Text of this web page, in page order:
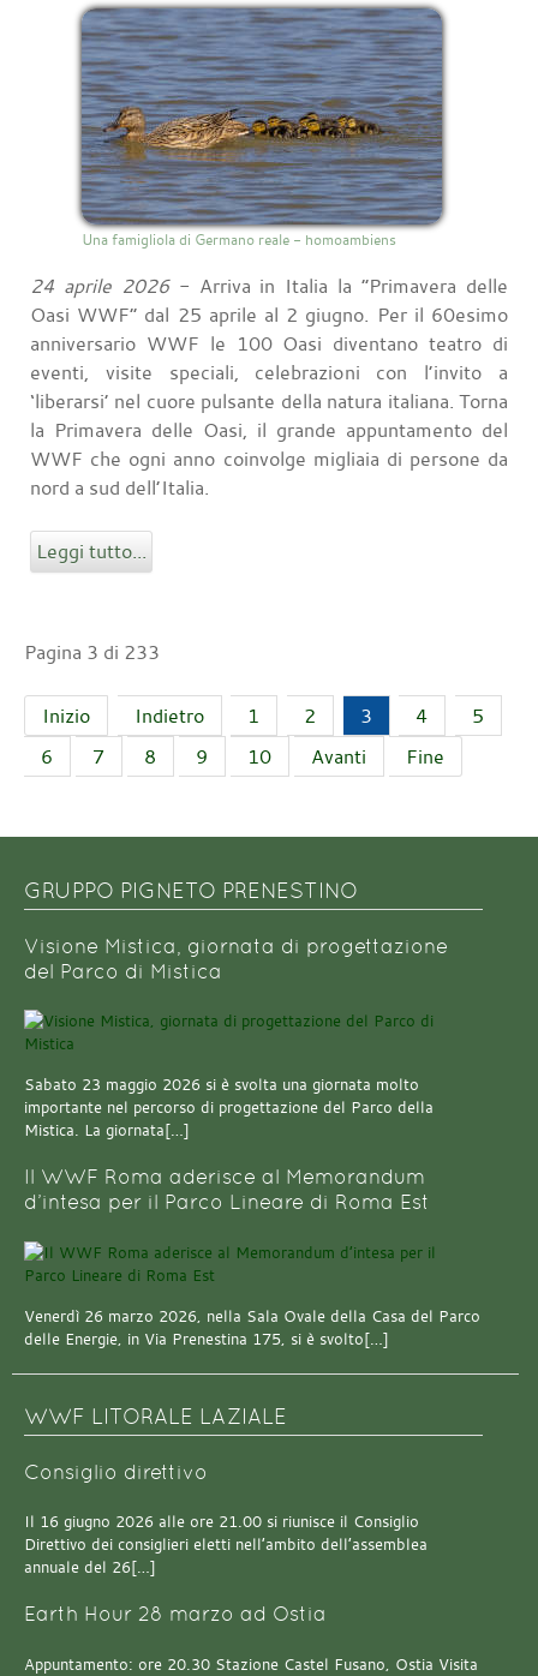
Una famigliola di Germano reale - homoambiens
24 aprile 2026- Arriva in Italia la “Primavera delle
Oasi WWF” dal 25 aprile al 2 giugno. Per il 60esimo
anniversario WWF le 100 Oasi diventano teatro di
eventi, visite speciali, celebrazioni con l’invito a
‘liberarsi’ nel cuore pulsante della natura italiana. Torna
la Primavera delle Oasi, il grande appuntamento del
WWF che ogni anno coinvolge migliaia di persone da
nord a sud dell’Italia.
Leggi tutto...
Pagina 3 di 233
Inizio Indietro 1 2 3 4
5
6
7 8 9 10 Avanti Fine
GRUPPO PIGNETO PRENESTINO
Visione Mistica, giornata di progettazione
del Parco di Mistica
Sabato 23 maggio 2026 si è svolta una giornata molto
importante nel percorso di progettazione del Parco della
Mistica. La giornata[…]
Il WWF Roma aderisce al Memorandum
d’intesa per il Parco Lineare di Roma Est
Venerdì 26 marzo 2026, nella Sala Ovale della Casa del Parco
delle Energie, in Via Prenestina 175, si è svolto[…]
WWF LITORALE LAZIALE
Consiglio direttivo
Il 16 giugno 2026 alle ore 21.00 si riunisce il Consiglio
Direttivo dei consiglieri eletti nell’ambito dell’assemblea
annuale del 26[…]
Earth Hour 28 marzo ad Ostia
Appuntamento: ore 20.30 Stazione Castel Fusano, Ostia Visita